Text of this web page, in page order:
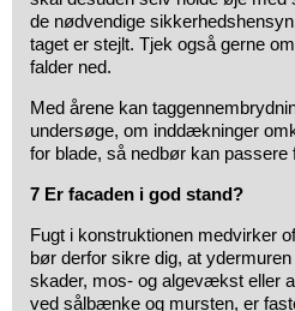
de nødvendige
taget er stejlt. Tjek også gerne
falder ned.
Med årene kan
undersøge, om inddækninger
for blade, så nedbør kan passere
7 Er facaden i god stand?
Fugt i konstruktionen medvirker
bør derfor sikre dig, at
skader, mos- og algevækst eller
ved sålbænke og mursten, er